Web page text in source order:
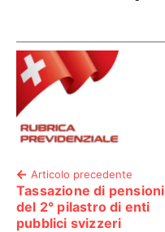
Articolo precedente
Tassazione di pensioni
del 2° pilastro di enti
pubblici svizzeri